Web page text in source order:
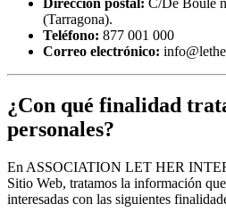
Dirección postal: C/De Boule
(Tarragona).
Teléfono: 877 001 000
Correo electrónico:
¿Con qué finalidad
personales?
En ASSOCIATION LET HER
Sitio Web, tratamos la información
interesadas con las siguientes